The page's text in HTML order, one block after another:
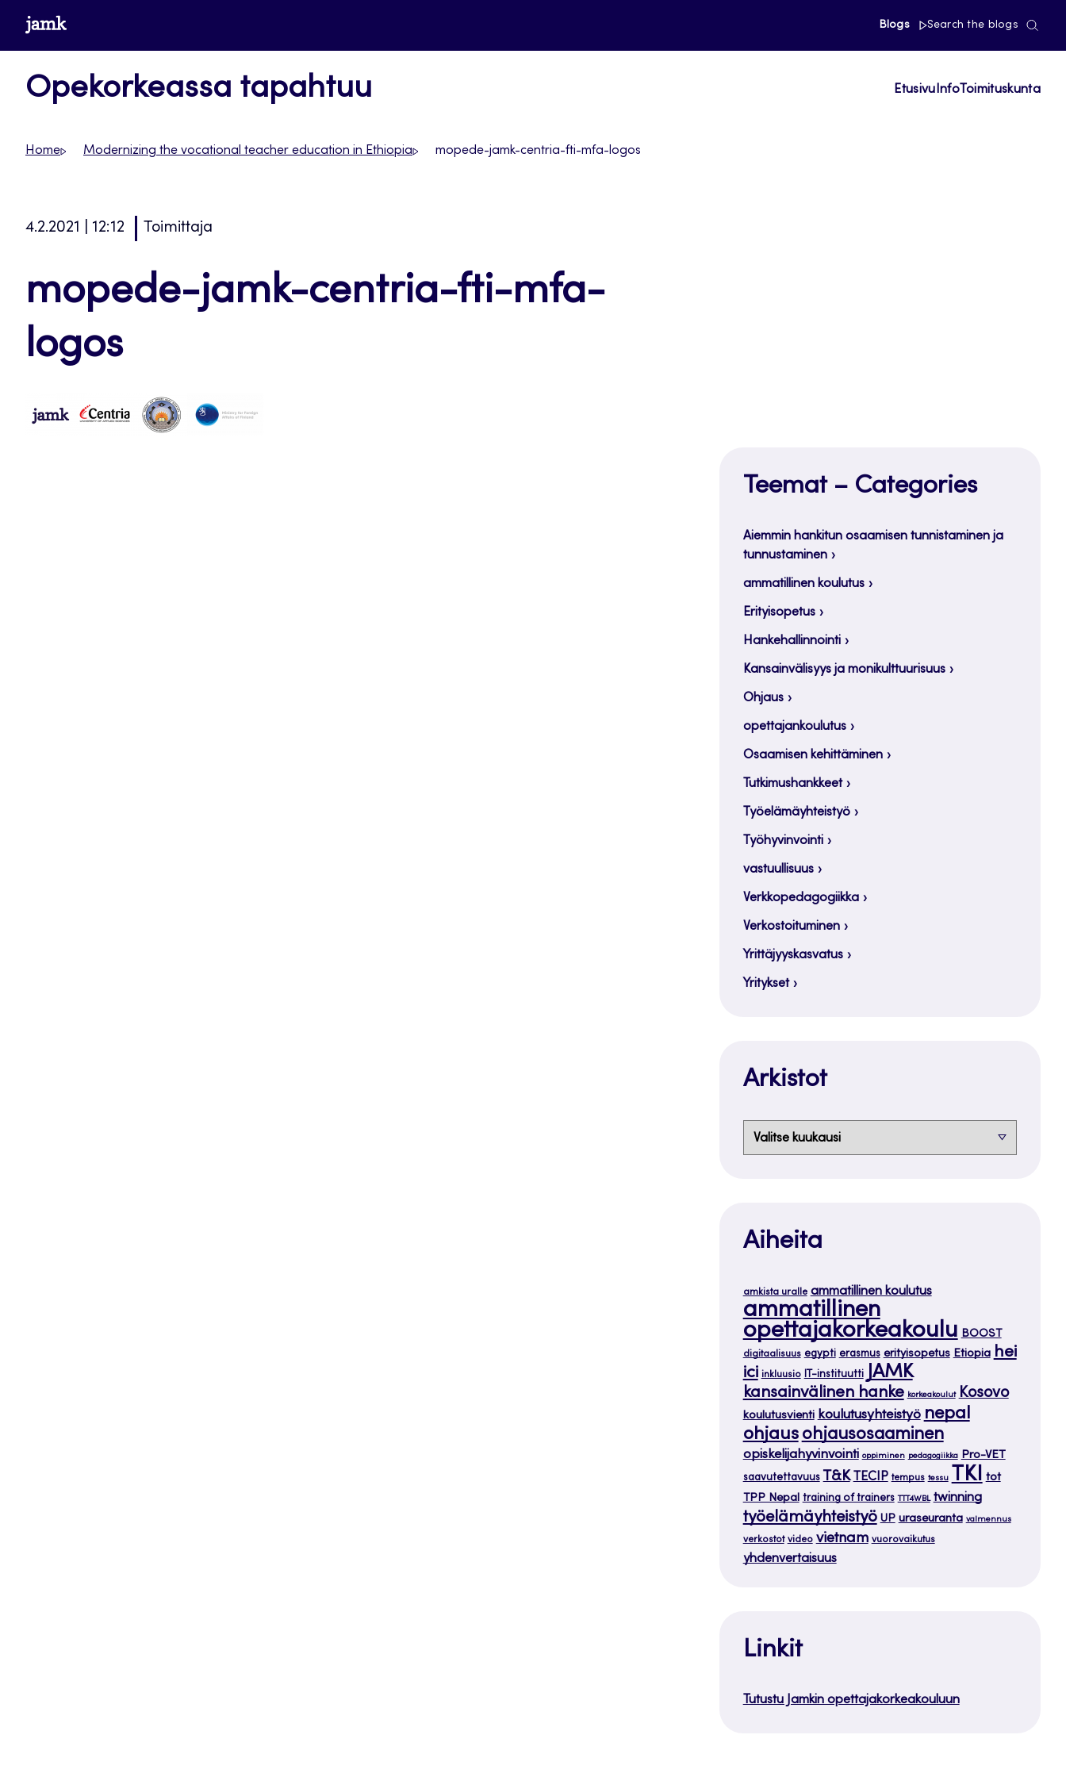
Siirrywww.jamk.fi Blogs Search the blogs
Opekorkeassa tapahtuu Etusivu InfoToimituskunta
Home Modernizing the vocational teacher education in Ethiopia mopede-jamk-centria-fti-mfa-logos
4.2.2021 | 12:12 Toimittaja
mopede-jamk-centria-fti-mfa-
logos
Teemat – Categories
Aiemmin hankitun osaamisen tunnistaminen ja
tunnustaminen
ammatillinen koulutus
Erityisopetus
Hankehallinnointi
Kansainvälisyys ja monikulttuurisuus
Ohjaus
opettajankoulutus
Osaamisen kehittäminen
Tutkimushankkeet
Työelämäyhteistyö
Työhyvinvointi
vastuullisuus
Verkkopedagogiikka
Verkostoituminen
Yrittäjyyskasvatus
Yritykset
Arkistot
Arkistot
Aiheita
amkista uralle ammatillinen koulutus
ammatillinen
opettajakorkeakoulu BOOST
digitaalisuus egypti erasmus erityisopetus Etiopia hei
ici inkluusio IT-instituutti JAMK
kansainvälinen hanke korkeakoulut Kosovo
koulutusvienti koulutusyhteistyö nepal
ohjaus ohjausosaaminen
opiskelijahyvinvointi oppiminen pedagogiikka Pro-VET
saavutettavuus T&K TECIP tempus tessu TKI tot
TPP Nepal training of trainers TTT4WBL twinning
työelämäyhteistyö UP uraseuranta valmennus
verkostot video vietnam vuorovaikutus
yhdenvertaisuus
Linkit
Tutustu Jamkin opettajakorkeakouluun